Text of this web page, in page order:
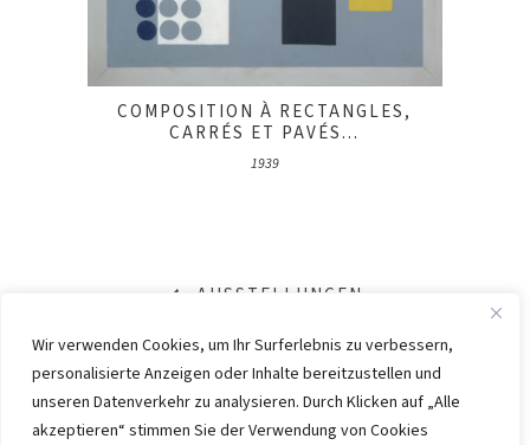
Wir verwenden Cookies, um Ihr Surferlebnis zu verbessern,
personalisierte Anzeigen oder Inhalte bereitzustellen und
unseren Datenverkehr zu analysieren. Durch Klicken auf „Alle
akzeptieren“ stimmen Sie der Verwendung von Cookies
COMPOSITION À RECTANGLES,
CARRÉS ET PAVÉS...
1939
AUSSTELLUNGEN
IMPRESSUM
DATENSCHUTZ
KONTAKT
WEBSITE BYKINGMAICO